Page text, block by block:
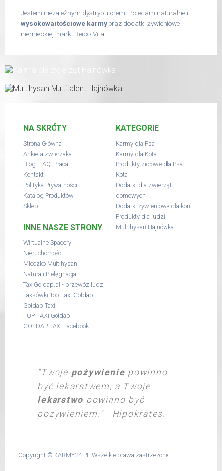
Jestem niezależnym dystrybutorem. Polecam naturalne i
wysokowartościowe karmyoraz dodatki żywieniowe
niemieckiej marki Reico-Vital.
NA SKRÓTY
Strona Główna
Ankieta zwierzaka
Blog FAQ Praca
Kontakt
Polityka Prywatności
Katalog Produktów
Sklep
INNE NASZE STRONY
Wirtualne Spacery
Nieruchomości
Mleczko Multihysan
Natura i Pielęgnacja
TaxiGoldap.pl - przewóz ludzi
Taksówki Top-Taxi Gołdap
Gołdap Taxi
TOP TAXI Gołdap
GOŁDAP TAXI Facebook
KATEGORIE
Karmy dla Psa
Karmy dla Kota
Produkty ziołowe dla Psa i
Kota
Dodatki dla zwierząt
domowych
Dodatki żywieniowe dla koni
Produkty dla ludzi
Multihysan Hajnówka
"Twoje pożywienie powinno
być lekarstwem, a Twoje
lekarstwo powinno być
pożywieniem." - Hipokrates.
Copyright © KARMY24.PL Wszelkie prawa zastrzeżone.